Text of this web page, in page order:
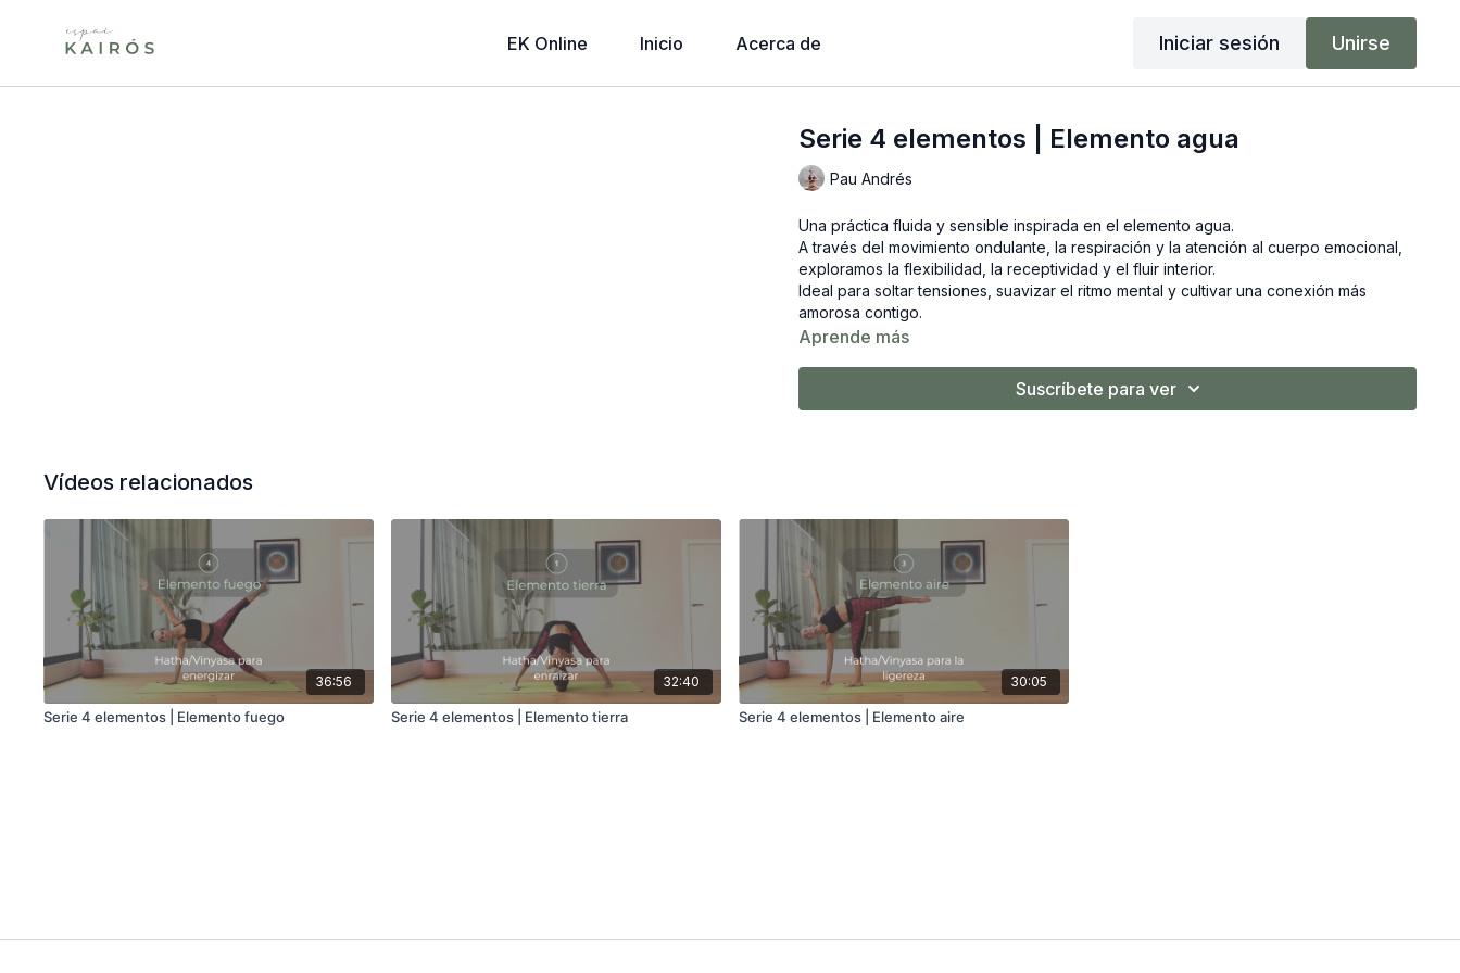
EK Online Inicio Acerca de Iniciar sesión Unirse
Serie 4 elementos | Elemento agua
Pau Andrés
Una práctica fluida y sensible inspirada en el elemento agua.
A través del movimiento ondulante, la respiración y la atención al cuerpo emocional,
exploramos la flexibilidad, la receptividad y el fluir interior.
Ideal para soltar tensiones, suavizar el ritmo mental y cultivar una conexión más
amorosa contigo.
Aprende más
Suscríbete para ver
Vídeos relacionados
36:56
Serie 4 elementos | Elemento fuego
32:40
Serie 4 elementos | Elemento tierra
30:05
Serie 4 elementos | Elemento aire